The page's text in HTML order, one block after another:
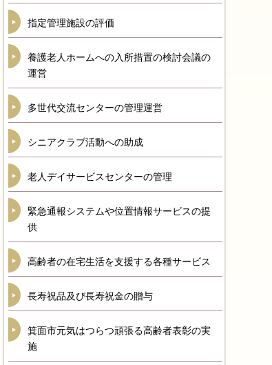
指定管理施設の評価
養護老人ホームへの入所措置の検討会議の
運営
多世代交流センターの管理運営
シニアクラブ活動への助成
老人デイサービスセンターの管理
緊急通報システムや位置情報サービスの提
供
高齢者の在宅生活を支援する各種サービス
長寿祝品及び長寿祝金の贈与
箕面市元気はつらつ頑張る高齢者表彰の実
施